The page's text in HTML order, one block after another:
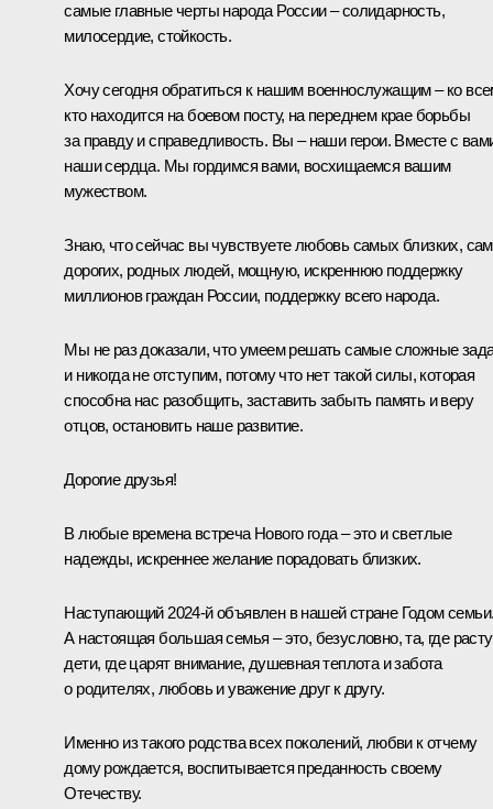
самые главные черты народа России – солидарность,
милосердие, стойкость.
Хочу сегодня обратиться к нашим военнослужащим – ко
кто находится на боевом посту, на переднем крае борьбы
за правду и справедливость. Вы – наши герои. Вместе с
наши сердца. Мы гордимся вами, восхищаемся вашим
мужеством.
Знаю, что сейчас вы чувствуете любовь самых близких,
дорогих, родных людей, мощную, искреннюю поддержку
миллионов граждан России, поддержку всего народа.
Мы не раз доказали, что умеем решать самые сложные
и никогда не отступим, потому что нет такой силы, которая
способна нас разобщить, заставить забыть память и веру
отцов, остановить наше развитие.
Дорогие друзья!
В любые времена встреча Нового года – это и светлые
надежды, искреннее желание порадовать близких.
Наступающий 2024-й объявлен в нашей стране Годом
А настоящая большая семья – это, безусловно, та, где
дети, где царят внимание, душевная теплота и забота
о родителях, любовь и уважение друг к другу.
Именно из такого родства всех поколений, любви к отчему
дому рождается, воспитывается преданность своему
Отечеству.